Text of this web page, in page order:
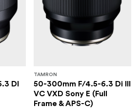
DI
TAMRON
50-300mm F/4.5-6.3 Di III
VC VXD Sony E (Full
Frame & APS-C)